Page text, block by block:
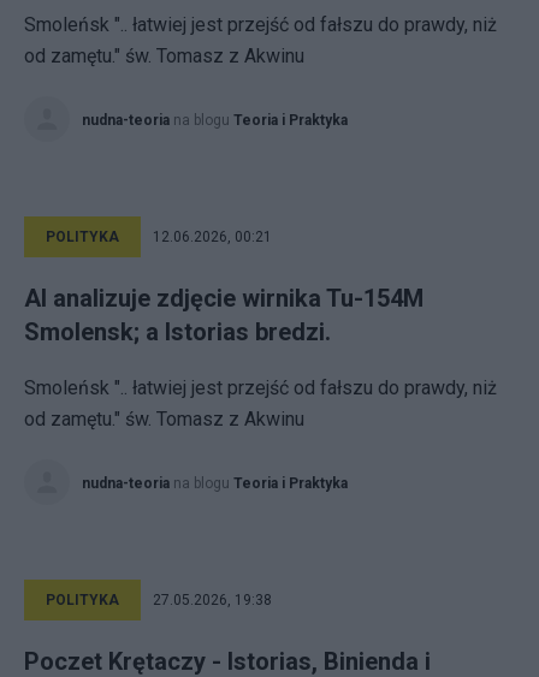
Smoleńsk ".. łatwiej jest przejść od fałszu do prawdy, niż
od zamętu." św. Tomasz z Akwinu
nudna-teoria na blogu Teoria i Praktyka
POLITYKA 12.06.2026, 00:21
AI analizuje zdjęcie wirnika Tu-154M
Smolensk; a Istorias bredzi.
Smoleńsk ".. łatwiej jest przejść od fałszu do prawdy, niż
od zamętu." św. Tomasz z Akwinu
nudna-teoria na blogu Teoria i Praktyka
POLITYKA 27.05.2026, 19:38
Poczet Krętaczy - Istorias, Binienda i